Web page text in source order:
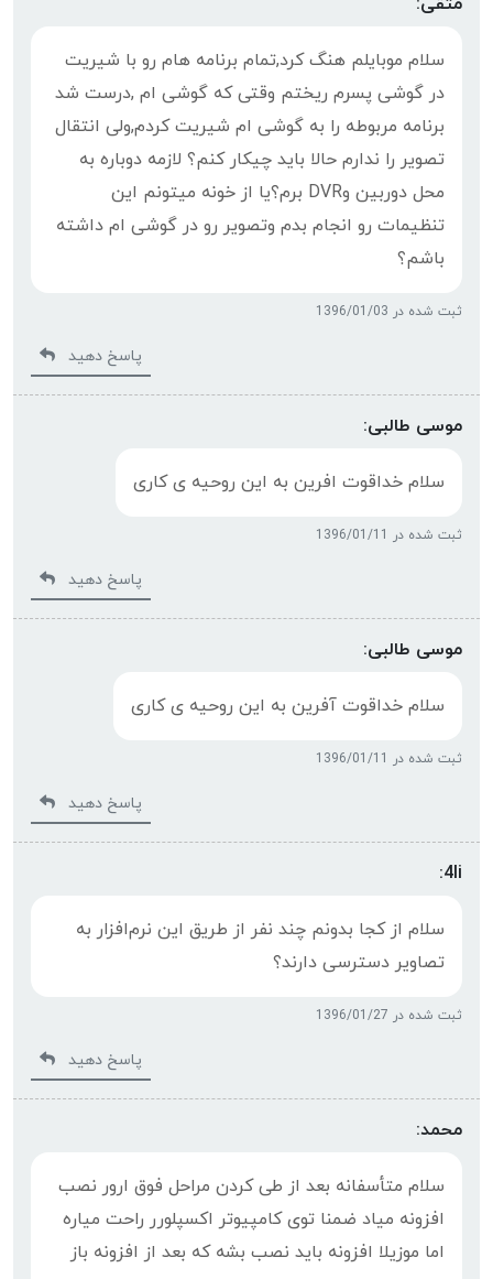
سلام موبایلم هنگ کرد,تمام برنامه هام رو با شیریت
در گوشی پسرم ریختم وقتی که گوشی ام ,درست شد
برنامه مربوطه را به گوشی ام شیریت کردم,ولی انتقال
تصویر را ندارم حالا باید چیکار کنم؟ لازمه دوباره به
محل دوربین وDVR برم؟یا از خونه میتونم این
تنظیمات رو انجام بدم وتصویر رو در گوشی ام داشته
باشم؟
ثبت شده در 1396/01/03
پاسخ دهید
موسی طالبی:
سلام خداقوت افرین به این روحیه ی کاری
ثبت شده در 1396/01/11
پاسخ دهید
موسی طالبی:
سلام خداقوت آفرین به این روحیه ی کاری
ثبت شده در 1396/01/11
پاسخ دهید
4li:
سلام از کجا بدونم چند نفر از طریق این نرم‌افزار به
تصاویر دسترسی دارند؟
ثبت شده در 1396/01/27
پاسخ دهید
محمد:
سلام متأسفانه بعد از طی کردن مراحل فوق ارور نصب
افزونه میاد ضمنا توی کامپیوتر اکسپلورر راحت میاره
اما موزیلا افزونه باید نصب بشه که بعد از افزونه باز